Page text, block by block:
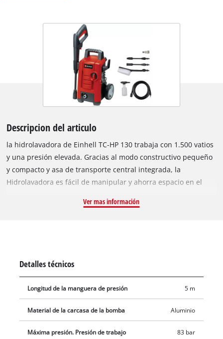
Descripcion del articulo
la hidrolavadora de Einhell TC-HP 130 trabaja con 1.500 vatios
y una presión elevada. Gracias al modo constructivo pequeño
y compacto y asa de transporte central integrada, la
Hidrolavadora es fácil de manipular y ahorra espacio en el
automáticamente y es apropiada e ideal para uso móvil
acoplamiento rápido modular, la presión y la intensidad del
ofrecen múltiples posibilidades de almacenamiento para
boquillas, pistola y otros accesorios. La entrega incluye
pistola, tubo flexible de presión, lanza, boquilla puntual y de
chorro ancho, boquilla rotativa, cepillo y contenedor de
Ver mas información
Detalles técnicos
Longitud de la manguera de presión 5 m
Material de la carcasa de la bomba Aluminio
Máxima presión. Presión de trabajo 83 bar